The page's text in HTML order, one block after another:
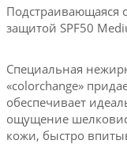
Подстраивающаяся
защитой SPF50
Специальная
«colorchange»
обеспечивает
ощущение
кожи, быстро